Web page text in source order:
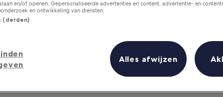
en/of openen. Gepersonaliseerde advertenties en content, advertentie- en
en ontwikkeling van diensten.
(derden)
Alles afwijzen